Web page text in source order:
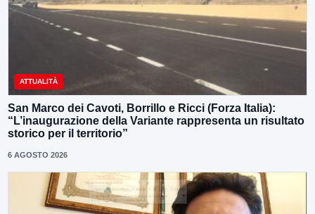
ATTUALITÀ
San Marco dei Cavoti, Borrillo e Ricci (Forza Italia):
“L’inaugurazione della Variante rappresenta un risultato
storico per il territorio”
6 AGOSTO 2026